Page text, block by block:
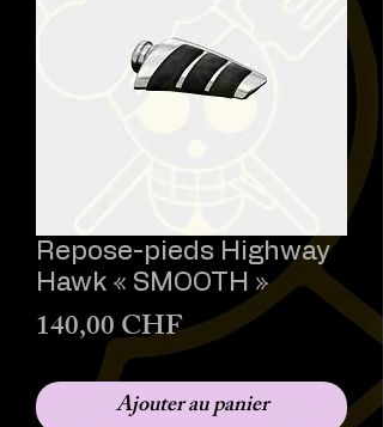
Repose-pieds Highway
Hawk « SMOOTH »
140,00 CHFPrix
Ajouter au panier